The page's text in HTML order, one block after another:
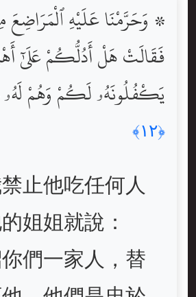
۞ وَحَرَّمْنَا عَلَيْهِ
فَقَالَتْ هَلْ أَدُلُّكُمْ عَلَىٰٓ
يَكْفُلُونَهُۥ لَكُمْ وَهُمْ
﴿١٢﴾
止他吃任何人
姐姐就說：
你們一家人，替